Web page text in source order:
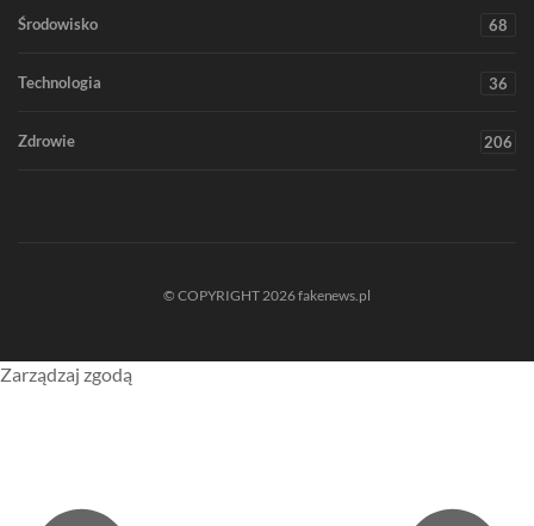
Środowisko 68
Technologia 36
Zdrowie 206
© COPYRIGHT 2026 fakenews.pl
Zarządzaj zgodą